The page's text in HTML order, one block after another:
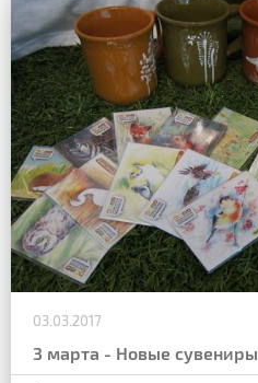
03.03.2017
3 марта - Новые сувениры